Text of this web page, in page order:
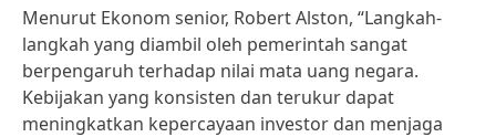
Menurut Ekonom senior, Robert Alston, “Langkah-
langkah yang diambil oleh pemerintah sangat
berpengaruh terhadap nilai mata uang negara.
Kebijakan yang konsisten dan terukur dapat
meningkatkan kepercayaan investor dan menjaga